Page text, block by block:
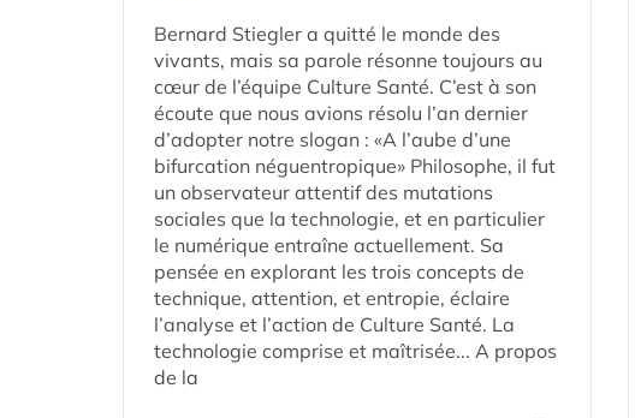
Bernard Stiegler a quitté le monde des
vivants, mais sa parole résonne toujours au
cœur de l’équipe Culture Santé. C’est à son
écoute que nous avions résolu l’an dernier
d’adopter notre slogan : «A l’aube d’une
bifurcation néguentropique» Philosophe, il fut
un observateur attentif des mutations
sociales que la technologie, et en particulier
le numérique entraîne actuellement. Sa
pensée en explorant les trois concepts de
technique, attention, et entropie, éclaire
l’analyse et l’action de Culture Santé. La
technologie comprise et maîtrisée... A propos
de la